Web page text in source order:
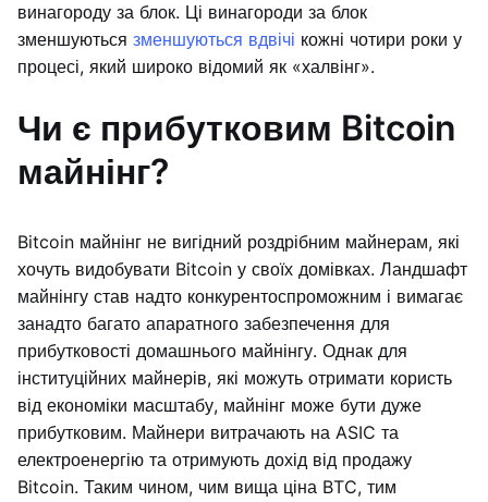
винагороду за блок. Ці винагороди за блок
зменшуються зменшуються вдвічі кожні чотири роки у
процесі, який широко відомий як «халвінг».
Чи є прибутковим Bitcoin
майнінг?
Bitcoin майнінг не вигідний роздрібним майнерам, які
хочуть видобувати Bitcoin у своїх домівках. Ландшафт
майнінгу став надто конкурентоспроможним і вимагає
занадто багато апаратного забезпечення для
прибутковості домашнього майнінгу. Однак для
інституційних майнерів, які можуть отримати користь
від економіки масштабу, майнінг може бути дуже
прибутковим. Майнери витрачають на ASIC та
електроенергію та отримують дохід від продажу
Bitcoin. Таким чином, чим вища ціна BTC, тим